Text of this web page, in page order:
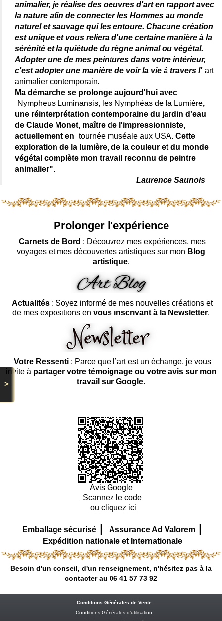
>
animalier, je réalise des oeuvres d'art en rapport avec
la nature afin de connecter les Hommes au monde
naturel et sauvage qui les entoure. Chacune création
est unique et vous reliera d'une certaine manière à la
sérénité et la quiétude du règne animal ou végétal.
Adopter une de mes peintures dans votre intérieur,
c'est adopter une manière de voir la vie à travers l' art
animalier contemporain.
Ma démarche se prolonge aujourd'hui avec
Nympheus Luminansis, les Nymphéas de la Lumière,
une réinterprétation contemporaine du jardin d'eau
de Claude Monet, maître de l'impressionniste,
actuellement en tournée muséale aux USA. Cette
exploration de la lumière, de la couleur et du monde
végétal complète mon travail reconnu de peintre
animalier".
Laurence Saunois
Prolonger l'expérience
Carnets de Bord : Découvrez mes expériences, mes
voyages et mes découvertes artistiques sur mon Blog
artistique.
Actualités : Soyez informé de mes nouvelles créations et
de mes expositions en vous inscrivant à la Newsletter.
Votre Ressenti: Parce que l’art est un échange, je vous
invite à partager votre témoignage ou votre avis sur mon
travail sur Google.
Avis Google
Scannez le code
ou cliquez ici
Emballage sécurisé | Assurance Ad Valorem |
Expédition nationale et Internationale
Besoin d'un conseil, d'un renseignement, n'hésitez pas à la
contacter au 06 41 57 73 92
Conditions Générales de Vente
Conditions Générales d’utilisation